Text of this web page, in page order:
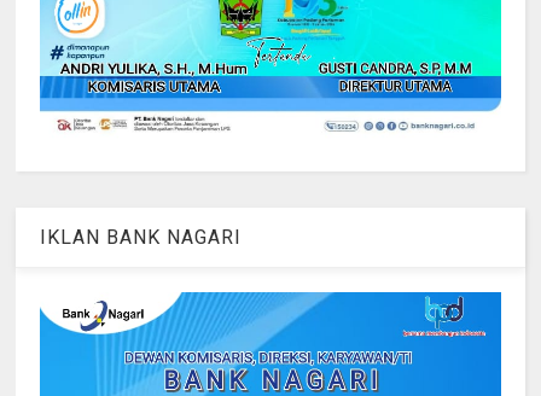
IKLAN BANK NAGARI